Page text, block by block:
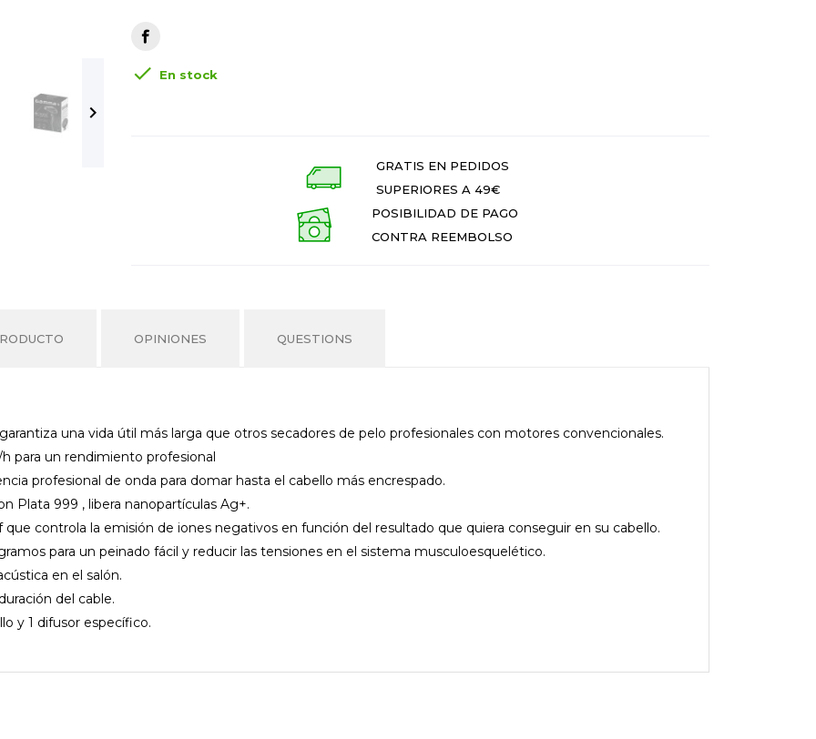

 En stock
GRATIS EN PEDIDOS
SUPERIORES A 49€
POSIBILIDAD DE PAGO
CONTRA REEMBOLSO
OPINIONES QUESTIONS
una vida útil más larga que otros secadores de pelo profesionales con motores convencionales.
para un rendimiento profesional
profesional de onda para domar hasta el cabello más encrespado.
Plata 999 , libera nanopartículas Ag+.
controla la emisión de iones negativos en función del resultado que quiera conseguir en su cabello.
para un peinado fácil y reducir las tensiones en el sistema musculoesquelético.
en el salón.
del cable.
y 1 difusor específico.